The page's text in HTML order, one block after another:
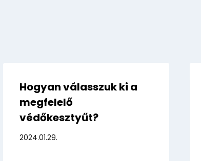
Hogyan válasszuk ki a
megfelelő
védőkesztyűt?
2024.01.29.